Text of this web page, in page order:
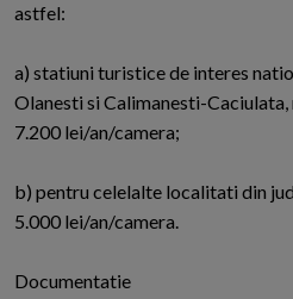
astfel:
a) statiuni turistice de interes
Olanesti si Calimanesti-Caciulata,
7.200 lei/an/camera;
b) pentru celelalte localitati din
5.000 lei/an/camera.
Documentatie